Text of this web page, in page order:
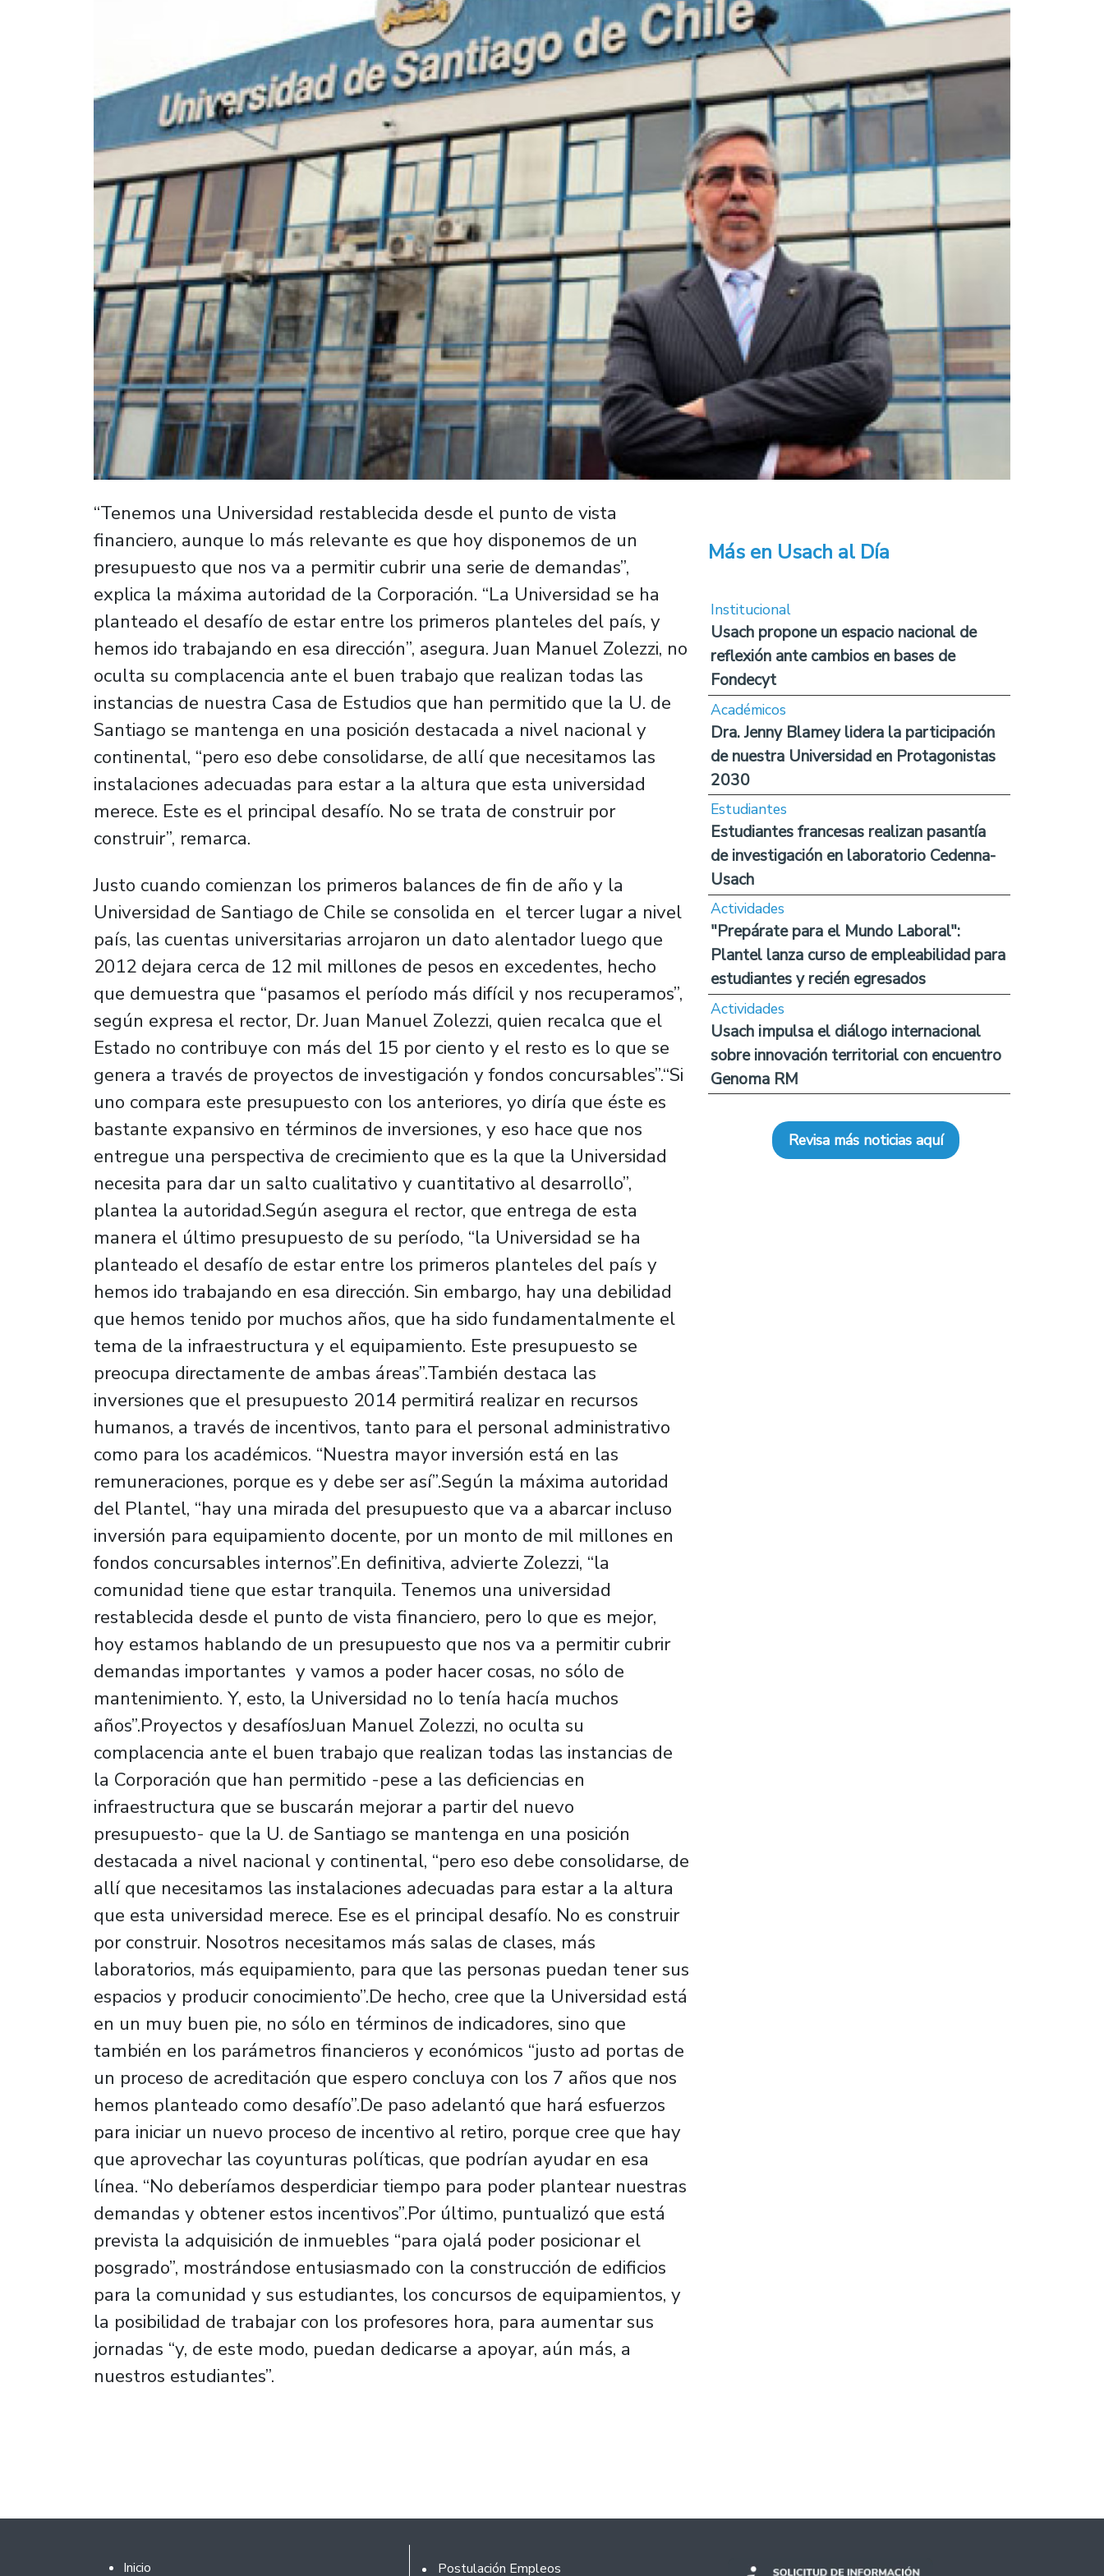
“Tenemos una Universidad restablecida desde el punto de vista
financiero, aunque lo más relevante es que hoy disponemos de un
presupuesto que nos va a permitir cubrir una serie de demandas”,
explica la máxima autoridad de la Corporación. “La Universidad se ha
planteado el desafío de estar entre los primeros planteles del país, y
hemos ido trabajando en esa dirección”, asegura. Juan Manuel Zolezzi, no
oculta su complacencia ante el buen trabajo que realizan todas las
instancias de nuestra Casa de Estudios que han permitido que la U. de
Santiago se mantenga en una posición destacada a nivel nacional y
continental, “pero eso debe consolidarse, de allí que necesitamos las
instalaciones adecuadas para estar a la altura que esta universidad
merece. Este es el principal desafío. No se trata de construir por
construir”, remarca.
Justo cuando comienzan los primeros balances de fin de año y la
Universidad de Santiago de Chile se consolida en el tercer lugar a nivel
país, las cuentas universitarias arrojaron un dato alentador luego que
2012 dejara cerca de 12 mil millones de pesos en excedentes, hecho
que demuestra que “pasamos el período más difícil y nos recuperamos”,
según expresa el rector, Dr. Juan Manuel Zolezzi, quien recalca que el
Estado no contribuye con más del 15 por ciento y el resto es lo que se
genera a través de proyectos de investigación y fondos concursables”.“Si
uno compara este presupuesto con los anteriores, yo diría que éste es
bastante expansivo en términos de inversiones, y eso hace que nos
entregue una perspectiva de crecimiento que es la que la Universidad
necesita para dar un salto cualitativo y cuantitativo al desarrollo”,
plantea la autoridad.Según asegura el rector, que entrega de esta
manera el último presupuesto de su período, “la Universidad se ha
planteado el desafío de estar entre los primeros planteles del país y
hemos ido trabajando en esa dirección. Sin embargo, hay una debilidad
que hemos tenido por muchos años, que ha sido fundamentalmente el
tema de la infraestructura y el equipamiento. Este presupuesto se
preocupa directamente de ambas áreas”.También destaca las
inversiones que el presupuesto 2014 permitirá realizar en recursos
humanos, a través de incentivos, tanto para el personal administrativo
como para los académicos. “Nuestra mayor inversión está en las
remuneraciones, porque es y debe ser así”.Según la máxima autoridad
del Plantel, “hay una mirada del presupuesto que va a abarcar incluso
inversión para equipamiento docente, por un monto de mil millones en
fondos concursables internos”.En definitiva, advierte Zolezzi, “la
comunidad tiene que estar tranquila. Tenemos una universidad
restablecida desde el punto de vista financiero, pero lo que es mejor,
hoy estamos hablando de un presupuesto que nos va a permitir cubrir
demandas importantes y vamos a poder hacer cosas, no sólo de
mantenimiento. Y, esto, la Universidad no lo tenía hacía muchos
años”.Proyectos y desafíosJuan Manuel Zolezzi, no oculta su
complacencia ante el buen trabajo que realizan todas las instancias de
la Corporación que han permitido -pese a las deficiencias en
infraestructura que se buscarán mejorar a partir del nuevo
presupuesto- que la U. de Santiago se mantenga en una posición
destacada a nivel nacional y continental, “pero eso debe consolidarse, de
allí que necesitamos las instalaciones adecuadas para estar a la altura
que esta universidad merece. Ese es el principal desafío. No es construir
por construir. Nosotros necesitamos más salas de clases, más
laboratorios, más equipamiento, para que las personas puedan tener sus
espacios y producir conocimiento”.De hecho, cree que la Universidad está
en un muy buen pie, no sólo en términos de indicadores, sino que
también en los parámetros financieros y económicos “justo ad portas de
un proceso de acreditación que espero concluya con los 7 años que nos
hemos planteado como desafío”.De paso adelantó que hará esfuerzos
para iniciar un nuevo proceso de incentivo al retiro, porque cree que hay
que aprovechar las coyunturas políticas, que podrían ayudar en esa
línea. “No deberíamos desperdiciar tiempo para poder plantear nuestras
demandas y obtener estos incentivos”.Por último, puntualizó que está
prevista la adquisición de inmuebles “para ojalá poder posicionar el
posgrado”, mostrándose entusiasmado con la construcción de edificios
para la comunidad y sus estudiantes, los concursos de equipamientos, y
la posibilidad de trabajar con los profesores hora, para aumentar sus
jornadas “y, de este modo, puedan dedicarse a apoyar, aún más, a
nuestros estudiantes”.
Más en Usach al Día
Institucional
Usach propone un espacio nacional de
reflexión ante cambios en bases de
Fondecyt
Académicos
Dra. Jenny Blamey lidera la participación
de nuestra Universidad en Protagonistas
2030
Estudiantes
Estudiantes francesas realizan pasantía
de investigación en laboratorio Cedenna-
Usach
Actividades
"Prepárate para el Mundo Laboral":
Plantel lanza curso de empleabilidad para
estudiantes y recién egresados
Actividades
Usach impulsa el diálogo internacional
sobre innovación territorial con encuentro
Genoma RM
Revisa más noticias aquí
Footer 2
Inicio Footer
Postulación Empleos